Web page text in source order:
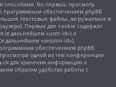
способами. Во-первых, просмотр
программным обеспечением phpBB
текстовые файлы, загружаемые в
Первые две cookie содержат
(в дальнейшем «user-id») и
дальнейшем «session-id»),
обеспечением phpBB.
одной из тем конференции
для хранения информации о
образом удобство работы с